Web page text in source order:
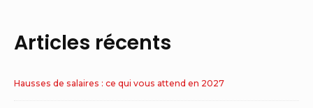
Articles récents
Hausses de salaires : ce qui vous attend en 2027